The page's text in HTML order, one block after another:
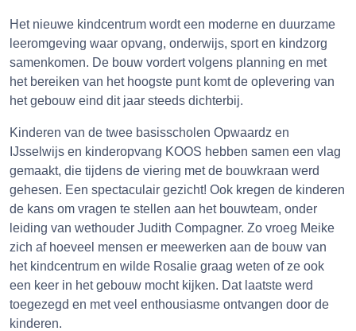
Het nieuwe kindcentrum wordt een moderne en duurzame
leeromgeving waar opvang, onderwijs, sport en kindzorg
samenkomen. De bouw vordert volgens planning en met
het bereiken van het hoogste punt komt de oplevering van
het gebouw eind dit jaar steeds dichterbij.
Kinderen van de twee basisscholen Opwaardz en
IJsselwijs en kinderopvang KOOS hebben samen een vlag
gemaakt, die tijdens de viering met de bouwkraan werd
gehesen. Een spectaculair gezicht! Ook kregen de kinderen
de kans om vragen te stellen aan het bouwteam, onder
leiding van wethouder Judith Compagner. Zo vroeg Meike
zich af hoeveel mensen er meewerken aan de bouw van
het kindcentrum en wilde Rosalie graag weten of ze ook
een keer in het gebouw mocht kijken. Dat laatste werd
toegezegd en met veel enthousiasme ontvangen door de
kinderen.